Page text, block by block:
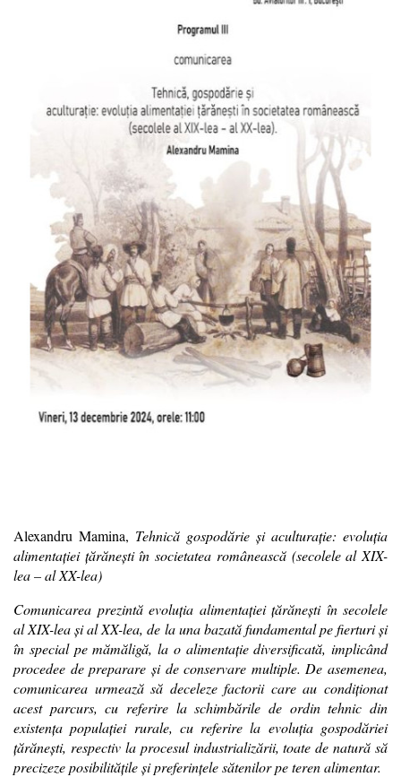
Alexandru Mamina, Tehnică gospodărie şi aculturaţie: evoluţia
alimentaţiei ţărăneşti în societatea românească (secolele al XIX-
lea – al XX-lea)
Comunicarea prezintă evoluţia alimentaţiei ţărăneşti în secolele
al XIX-lea şi al XX-lea, de la una bazată fundamental pe fierturi şi
în special pe mămăligă, la o alimentaţie diversificată, implicând
procedee de preparare şi de conservare multiple. De asemenea,
comunicarea urmează să deceleze factorii care au condiţionat
acest parcurs, cu referire la schimbările de ordin tehnic din
existenţa populaţiei rurale, cu referire la evoluţia gospodăriei
ţărăneşti, respectiv la procesul industrializării, toate de natură să
precizeze posibilităţile şi preferinţele sătenilor pe teren alimentar.